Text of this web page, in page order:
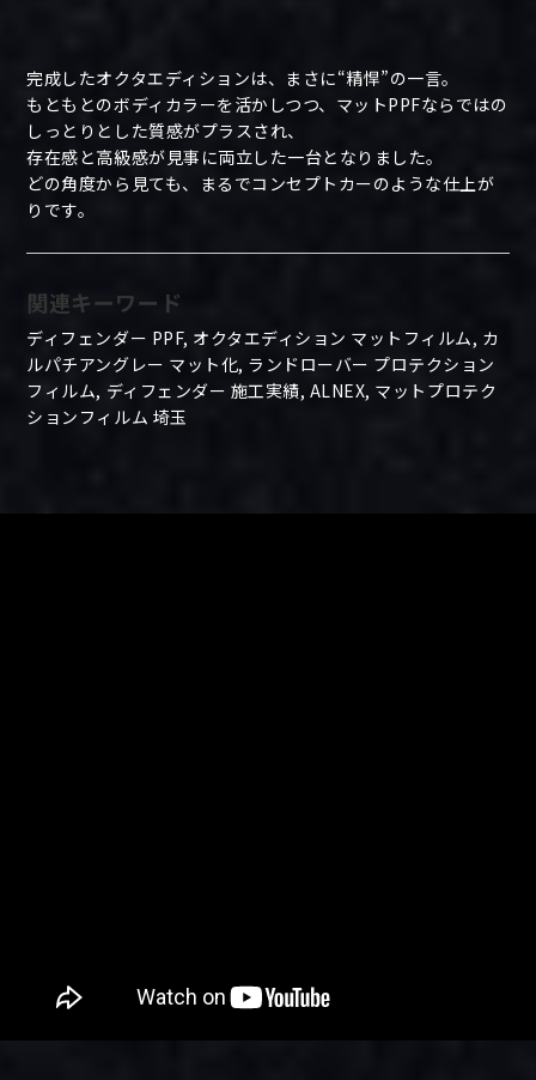
完成したオクタエディションは、まさに“精悍”の一言。
もともとのボディカラーを活かしつつ、マットPPFならではの
しっとりとした質感がプラスされ、
存在感と高級感が見事に両立した一台となりました。
どの角度から見ても、まるでコンセプトカーのような仕上が
りです。
関連キーワード
ディフェンダー PPF, オクタエディション マットフィルム, カ
ルパチアングレー マット化, ランドローバー プロテクション
フィルム, ディフェンダー 施工実績, ALNEX, マットプロテク
ションフィルム 埼玉